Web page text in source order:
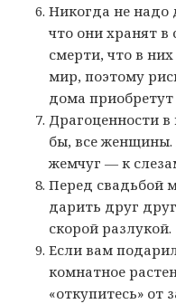
Никогда не надо
что они хранят в
смерти, что в
мир, поэтому
дома
Драгоценности
бы, все женщины.
жемчуг — к
Перед свадьбой
дарить друг
скорой разлукой.
Если вам
комнатное
«откупитесь» от